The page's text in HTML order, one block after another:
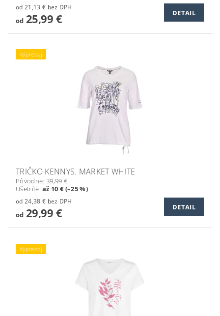
od 21,13 € bez DPH
od25,99 € DETAIL
Výpredaj
TRIČKO KENNYS. MARKET WHITE
Pôvodne: 39,99 €
Ušetríte:až 10 € (–25 %)
od 24,38 € bez DPH
od29,99 € DETAIL
Výpredaj